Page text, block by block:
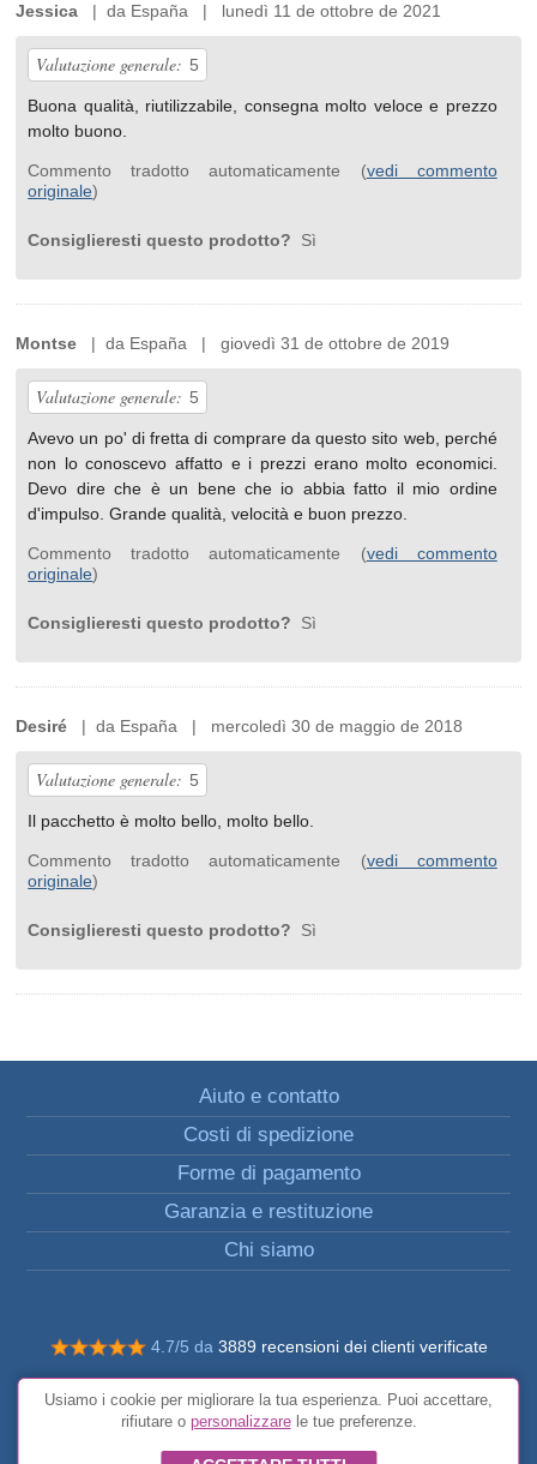
Jessica | da España | lunedì 11 de ottobre de 2021
Valutazione generale: 5
Buona qualità, riutilizzabile, consegna molto veloce e prezzo
molto buono.
Commento tradotto automaticamente (vedi commento
originale)
Consiglieresti questo prodotto? Sì
Montse | da España | giovedì 31 de ottobre de 2019
Valutazione generale: 5
Avevo un po' di fretta di comprare da questo sito web, perché
non lo conoscevo affatto e i prezzi erano molto economici.
Devo dire che è un bene che io abbia fatto il mio ordine
d'impulso. Grande qualità, velocità e buon prezzo.
Commento tradotto automaticamente (vedi commento
originale)
Consiglieresti questo prodotto? Sì
Desiré | da España | mercoledì 30 de maggio de 2018
Valutazione generale: 5
Il pacchetto è molto bello, molto bello.
Commento tradotto automaticamente (vedi commento
originale)
Consiglieresti questo prodotto? Sì
Aiuto e contatto
Costi di spedizione
Forme di pagamento
Garanzia e restituzione
Chi siamo
4.7/5 da 3889 recensioni dei clienti verificate
© Tutti i diritti riservati FunToCome
Condizioni generali
Usiamo i cookie per migliorare la tua esperienza. Puoi accettare,
rifiutare o personalizzarele tue preferenze.